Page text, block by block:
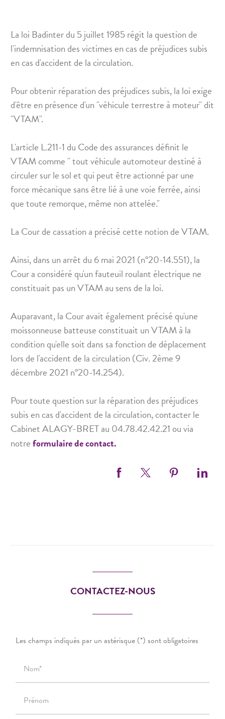
La loi Badinter du 5 juillet 1985 régit la question de
l'indemnisation des victimes en cas de préjudices subis
en cas d'accident de la circulation.
Pour obtenir réparation des préjudices subis, la loi exige
d'être en présence d'un "véhicule terrestre à moteur" dit
"VTAM".
L'article L.211-1 du Code des assurances définit le
VTAM comme " tout véhicule automoteur destiné à
circuler sur le sol et qui peut être actionné par une
force mécanique sans être lié à une voie ferrée, ainsi
que toute remorque, même non attelée."
La Cour de cassation a précisé cette notion de VTAM.
Ainsi, dans un arrêt du 6 mai 2021 (n°20-14.551), la
Cour a considéré qu'un fauteuil roulant électrique ne
constituait pas un VTAM au sens de la loi.
Auparavant, la Cour avait également précisé qu'une
moissonneuse batteuse constituait un VTAM à la
condition qu'elle soit dans sa fonction de déplacement
lors de l'accident de la circulation (Civ. 2ème 9
décembre 2021 n°20-14.254).
Pour toute question sur la réparation des préjudices
subis en cas d'accident de la circulation, contacter le
Cabinet ALAGY-BRET au 04.78.42.42.21 ou via
notreformulaire de contact.
CONTACTEZ-NOUS
Les champs indiqués par un astérisque (*) sont obligatoires
Nom*
Prénom